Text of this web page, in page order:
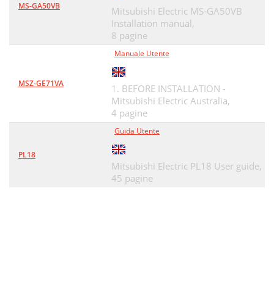
MS-GA50VB
Mitsubishi Electric MS-GA50VB
Installation manual,
8 pagine
MSZ-GE71VA
Manuale Utente
1. BEFORE INSTALLATION -
Mitsubishi Electric Australia,
4 pagine
PL18
Guida Utente
Mitsubishi Electric PL18 User guide,
45 pagine